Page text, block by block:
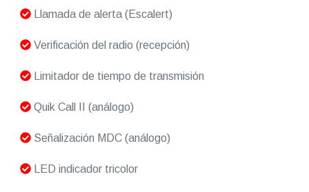
Llamada de alerta (Escalert)
Verificación del radio (recepción)
Limitador de tiempo de transmisión
Quik Call II (análogo)
Señalización MDC (análogo)
LED indicador tricolor